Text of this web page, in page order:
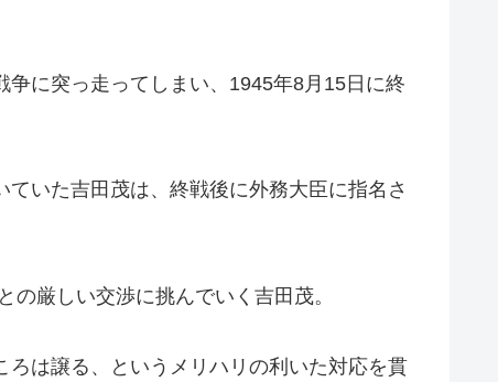
に突っ走ってしまい、1945年8月15日に終
いた吉田茂は、終戦後に外務大臣に指名さ
厳しい交渉に挑んでいく吉田茂。
は譲る、というメリハリの利いた対応を貫